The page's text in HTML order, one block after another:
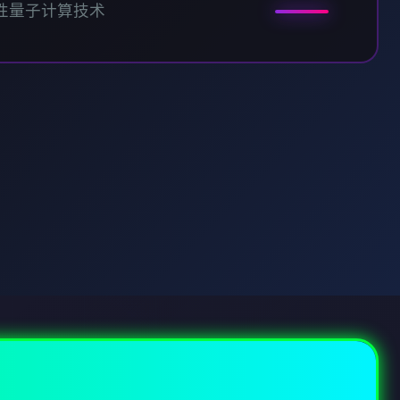
量子计算技术